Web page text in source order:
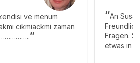
ve menum
cikmiackmi zaman
……………..
An
Fragen.
etwas in